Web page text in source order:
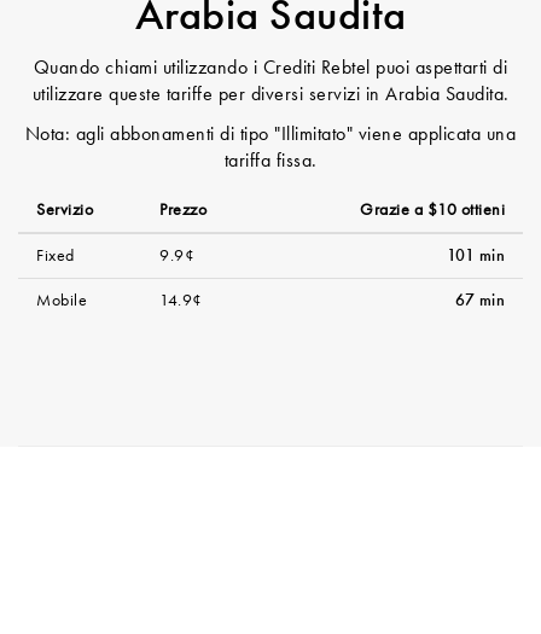
Arabia Saudita
Quando chiami utilizzando i Crediti Rebtel puoi aspettarti di
utilizzare queste tariffe per diversi servizi in Arabia Saudita.
Nota: agli abbonamenti di tipo "Illimitato" viene applicata una
tariffa fissa.
Servizio Prezzo Grazie a $10 ottieni
Fixed 9.9¢ 101 min
Mobile 14.9¢ 67 min